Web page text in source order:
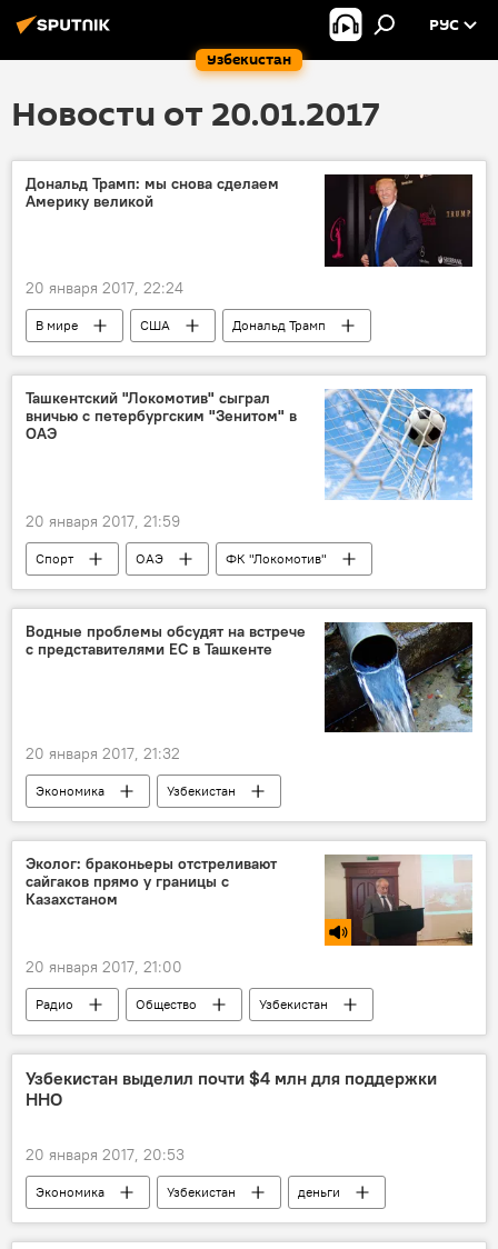
Узбекистан
РУС
Новости от 20.01.2017
Дональд Трамп: мы снова сделаем
Америку великой
20 января 2017, 22:24
В мире США
Дональд Трамп
инаугурация
речь
Ташкентский "Локомотив" сыграл
вничью с петербургским "Зенитом" в
ОАЭ
20 января 2017, 21:59
Спорт ОАЭ
ФК "Локомотив"
ФК "Зенит"
Узбекистан
Футбол
ничья
Санкт-Петербург
Ташкент
Водные проблемы обсудят на встрече
с представителями ЕС в Ташкенте
20 января 2017, 21:32
Экономика
Узбекистан
Конференция
Водный вопрос
Евросоюз
Эколог: браконьеры отстреливают
сайгаков прямо у границы с
Казахстаном
20 января 2017, 21:00
Радио Общество
Узбекистан
плато Устюрт
Экологическое движение Узбекистана
Узбекистан выделил почти $4 млн для поддержки
ННО
20 января 2017, 20:53
Экономика Узбекистан
деньги
Инвестиции
сум